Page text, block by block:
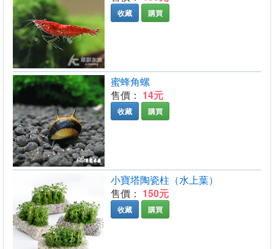
收藏 購買
蜜蜂角螺
售價： 14元
收藏 購買
小寶塔陶瓷柱（水上葉）
售價： 150元
收藏 購買